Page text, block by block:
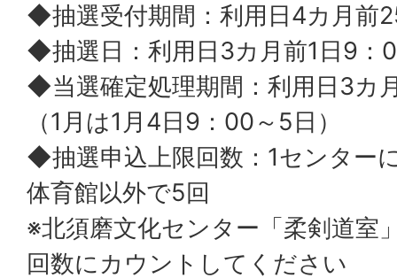
◆抽選受付期間：利用日4カ月前
◆抽選日：利用日3カ月前1日9：
◆当選確定処理期間：利用日3カ
（1月は1月4日9：00～5日）
◆抽選申込上限回数：1センター
体育館以外で5回
※北須磨文化センター「柔剣道室
回数にカウントしてください